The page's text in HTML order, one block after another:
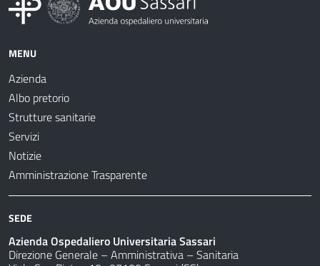
MENU
Azienda
Albo pretorio
Strutture sanitarie
Servizi
Notizie
Amministrazione Trasparente
SEDE
Azienda Ospedaliero Universitaria Sassari
Direzione Generale – Amministrativa – Sanitaria